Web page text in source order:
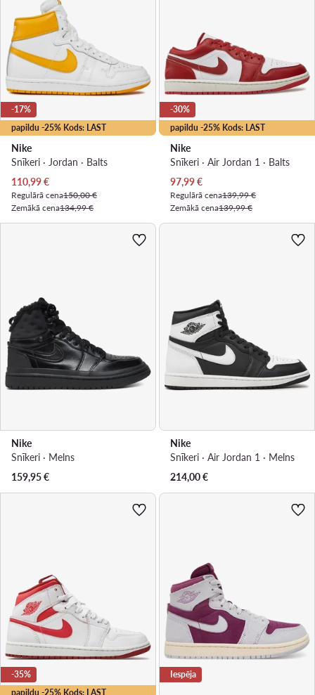
papildu -25% Kods: LAST
-17%
Nike
Snīkeri · Jordan · Balts
Pašreizējā cena
110,99€
Regulārā cena150,00 €
Zemākā cena134,99 €
papildu -25% Kods: LAST
-30%
Nike
Snīkeri · Air Jordan 1 · Balts
Pašreizējā cena
97,99€
Regulārā cena139,99 €
Zemākā cena139,99 €
Nike
Snīkeri · Melns
159,95€
Nike
Snīkeri · Air Jordan 1 · Melns
214,00€
papildu -25% Kods: LAST
-35% Iespēja